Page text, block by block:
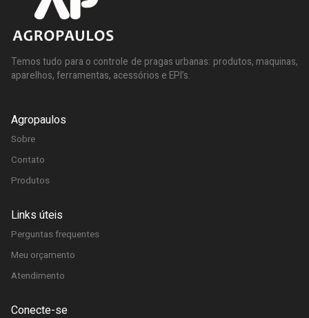
Temos tudo para o controle de pragas urbanas: produtos, maquinas,
aparelhos, ferramentas, acessórios e EPI’s.
Agropaulos
Sobre
Contato
Produtos
Links úteis
Perguntas frequentes
Meu orçamento
Atendimento
Conecte-se